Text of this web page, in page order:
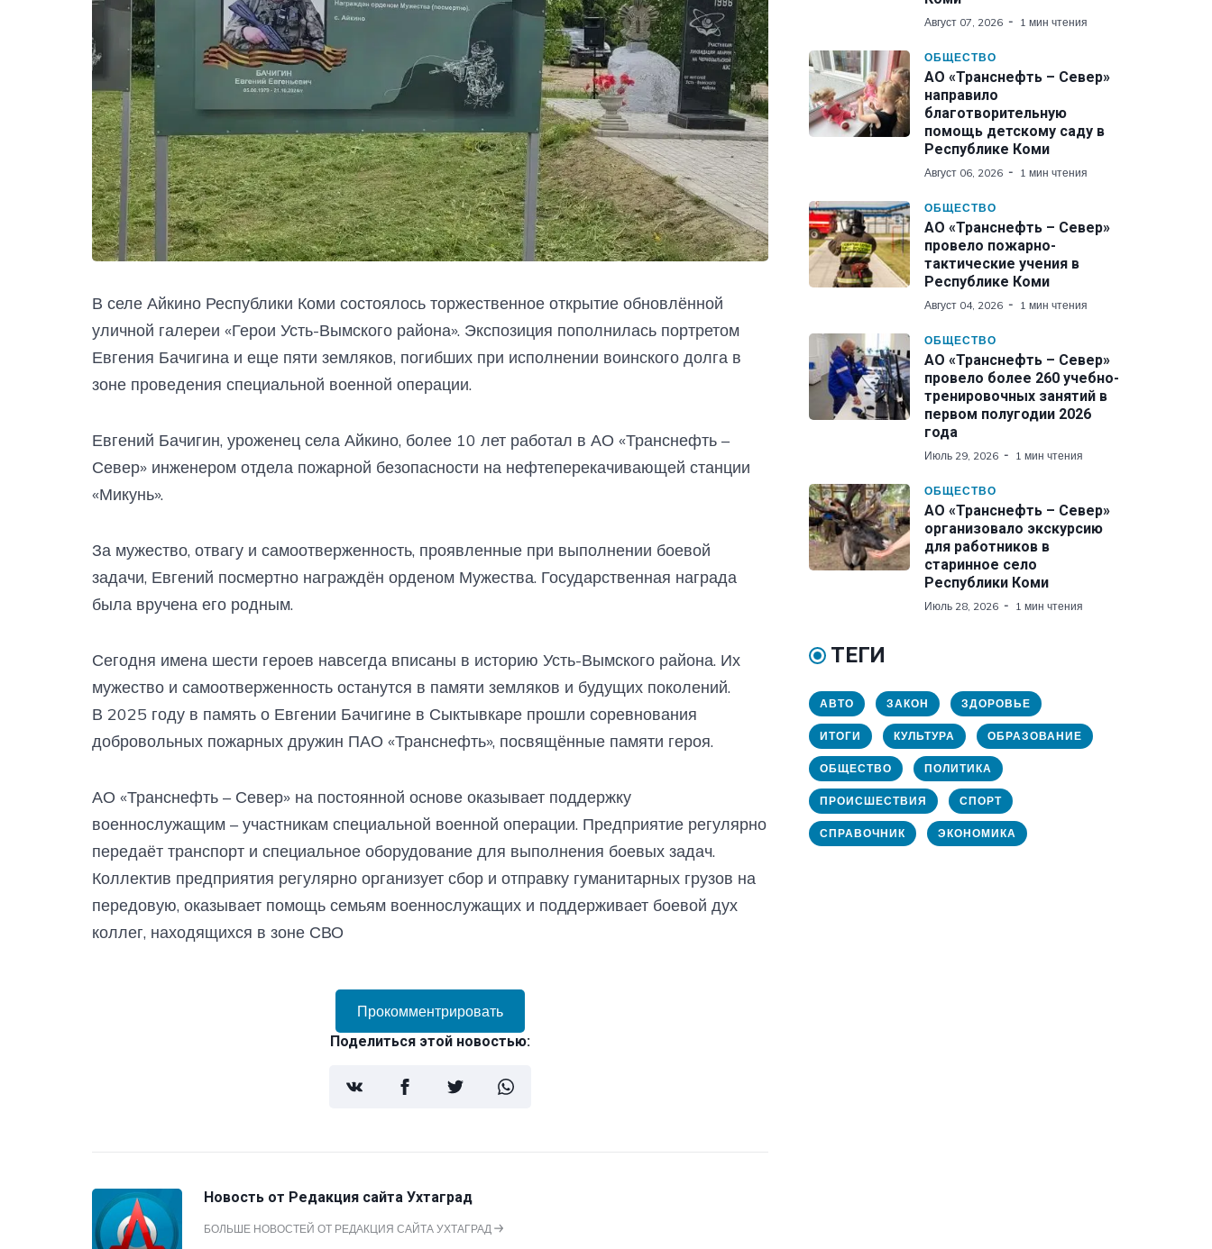
В селе Айкино Республики Коми состоялось торжественное открытие обновлённой
уличной галереи «Герои Усть-Вымского района». Экспозиция пополнилась портретом
Евгения Бачигина и еще пяти земляков, погибших при исполнении воинского долга в
зоне проведения специальной военной операции.
Евгений Бачигин, уроженец села Айкино, более 10 лет работал в АО «Транснефть –
Север» инженером отдела пожарной безопасности на нефтеперекачивающей станции
«Микунь».
За мужество, отвагу и самоотверженность, проявленные при выполнении боевой
задачи, Евгений посмертно награждён орденом Мужества. Государственная награда
была вручена его родным.
Сегодня имена шести героев навсегда вписаны в историю Усть-Вымского района. Их
мужество и самоотверженность останутся в памяти земляков и будущих поколений.
В 2025 году в память о Евгении Бачигине в Сыктывкаре прошли соревнования
добровольных пожарных дружин ПАО «Транснефть», посвящённые памяти героя.
АО «Транснефть – Север» на постоянной основе оказывает поддержку
военнослужащим – участникам специальной военной операции. Предприятие регулярно
передаёт транспорт и специальное оборудование для выполнения боевых задач.
Коллектив предприятия регулярно организует сбор и отправку гуманитарных грузов на
передовую, оказывает помощь семьям военнослужащих и поддерживает боевой дух
коллег, находящихся в зоне СВО
Прокомментрировать
Поделиться этой новостью:
Новость от Редакция сайта Ухтаград
БОЛЬШЕ НОВОСТЕЙ ОТ РЕДАКЦИЯ САЙТА УХТАГРАД
Август 07, 2026 1 мин чтения
ОБЩЕСТВО
АО «Транснефть – Север»
направило
благотворительную
помощь детскому саду в
Республике Коми
Август 06, 2026 1 мин чтения
ОБЩЕСТВО
АО «Транснефть – Север»
провело пожарно-
тактические учения в
Республике Коми
Август 04, 2026 1 мин чтения
ОБЩЕСТВО
АО «Транснефть – Север»
провело более 260 учебно-
тренировочных занятий в
первом полугодии 2026
года
Июль 29, 2026 1 мин чтения
ОБЩЕСТВО
АО «Транснефть – Север»
организовало экскурсию
для работников в
старинное село
Республики Коми
Июль 28, 2026 1 мин чтения
ТЕГИ
АВТО ЗАКОН ЗДОРОВЬЕ
ИТОГИ КУЛЬТУРА ОБРАЗОВАНИЕ
ОБЩЕСТВО ПОЛИТИКА
ПРОИСШЕСТВИЯ СПОРТ
СПРАВОЧНИК ЭКОНОМИКА